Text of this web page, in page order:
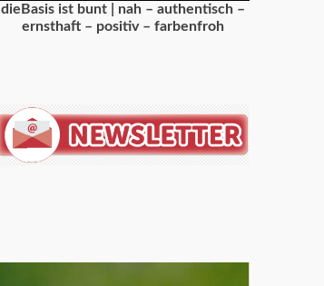
dieBasis ist bunt | nah – authentisch –
ernsthaft – positiv – farbenfroh